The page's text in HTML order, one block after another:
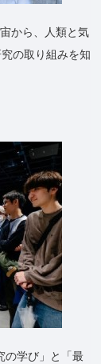
から、人類と気
の取り組みを知
の学び」と「最